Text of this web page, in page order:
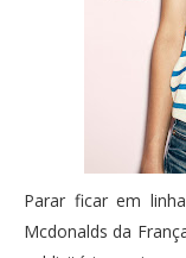
Parar ficar em
Mcdonalds da